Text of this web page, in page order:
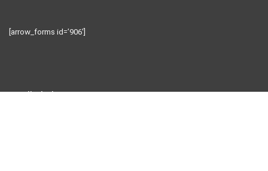
[arrow_forms id=’906′]
Snelle links